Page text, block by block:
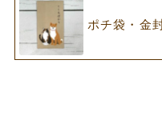
ポチ袋・金